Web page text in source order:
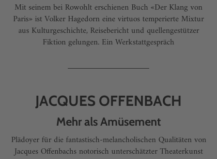
Mit seinem bei Rowohlt erschienen Buch «Der Klang von
Paris» ist Volker Hagedorn eine virtuos temperierte Mixtur
aus Kulturgeschichte, Reisebericht und quellengestützer
Fiktion gelungen. Ein Werkstattgespräch
JACQUES OFFENBACH
Mehr als Amüsement
Plädoyer für die fantastisch-melancholischen Qualitäten von
Jacques Offenbachs notorisch unterschätzter Theaterkunst